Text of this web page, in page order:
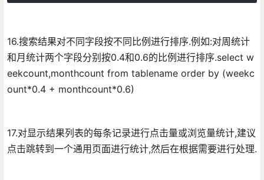
16.搜索结果对不同字段按不同比例进行排序.例如:对周统计
和月统计两个字段分别按0.4和0.6的比例进行排序.select w
eekcount,monthcount from tablename order by (weekc
ount*0.4 + monthcount*0.6)
17.对显示结果列表的每条记录进行点击量或浏览量统计,建议
点击跳转到一个通用页面进行统计,然后在根据需要进行处理.